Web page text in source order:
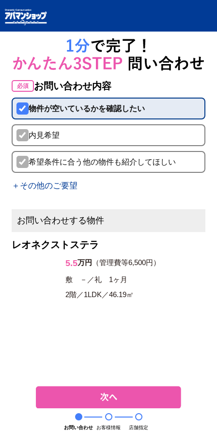
必須 お問い合わせ内容
物件が空いているかを確認したい
内見希望
希望条件に合う他の物件も紹介してほしい
＋その他のご要望
お問い合わせする物件
レオネクストステラ
5.5万円 （管理費等6,500円）
敷 －／礼 1ヶ月
2階／1LDK／46.19㎡
お問い合わせ お客様情報 店舗指定